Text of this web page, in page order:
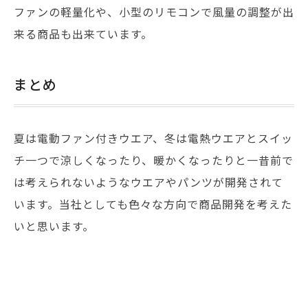
ファンの軽量化や、小型のリモコンで風量の調整が出
来る商品も出来ています。
まとめ
夏は電動ファン付きウエア、冬は電熱ウエアとスイッ
チ一つで涼しくなったり、暖かくなったりと一昔前で
は考えられないようなウエアやパンツが開発されて
います。当社としても色々な方向で商品開発を考えた
いと思います。